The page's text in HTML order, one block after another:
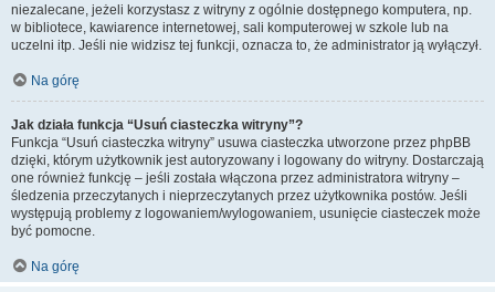
niezalecane, jeżeli korzystasz z witryny z ogólnie dostępnego komputera, np.
w bibliotece, kawiarence internetowej, sali komputerowej w szkole lub na
uczelni itp. Jeśli nie widzisz tej funkcji, oznacza to, że administrator ją wyłączył.
Na górę
Jak działa funkcja “Usuń ciasteczka witryny”?
Funkcja “Usuń ciasteczka witryny” usuwa ciasteczka utworzone przez phpBB
dzięki, którym użytkownik jest autoryzowany i logowany do witryny. Dostarczają
one również funkcję – jeśli została włączona przez administratora witryny –
śledzenia przeczytanych i nieprzeczytanych przez użytkownika postów. Jeśli
występują problemy z logowaniem/wylogowaniem, usunięcie ciasteczek może
być pomocne.
Na górę